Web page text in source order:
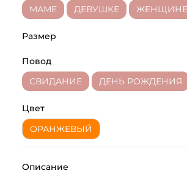
МАМЕ
ДЕВУШКЕ ЖЕНЩИНЕ
Размер
Повод
СВИДАНИЕ
ДЕНЬ РОЖДЕНИЯ
Цвет
ОРАНЖЕВЫЙ
Описание